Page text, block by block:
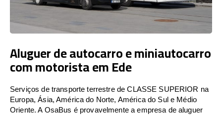
Aluguer de autocarro e miniautocarro
com motorista em Ede
Serviços de transporte terrestre de CLASSE SUPERIOR na
Europa, Ásia, América do Norte, América do Sul e Médio
Oriente. A OsaBus é provavelmente a empresa de aluguer